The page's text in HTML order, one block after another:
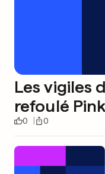
Les vigiles
refoulé
0 0